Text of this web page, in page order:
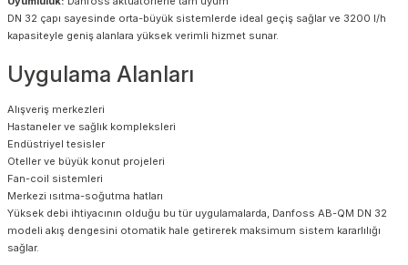
DN 32 çapı sayesinde orta-büyük sistemlerde ideal geçiş sağlar ve 3200 l/h
kapasiteyle geniş alanlara yüksek verimli hizmet sunar.
Uygulama Alanları
Alışveriş merkezleri
Hastaneler ve sağlık kompleksleri
Endüstriyel tesisler
Oteller ve büyük konut projeleri
Fan-coil sistemleri
Merkezi ısıtma-soğutma hatları
Yüksek debi ihtiyacının olduğu bu tür uygulamalarda, Danfoss AB-QM DN 32
modeli akış dengesini otomatik hale getirerek maksimum sistem kararlılığı
sağlar.